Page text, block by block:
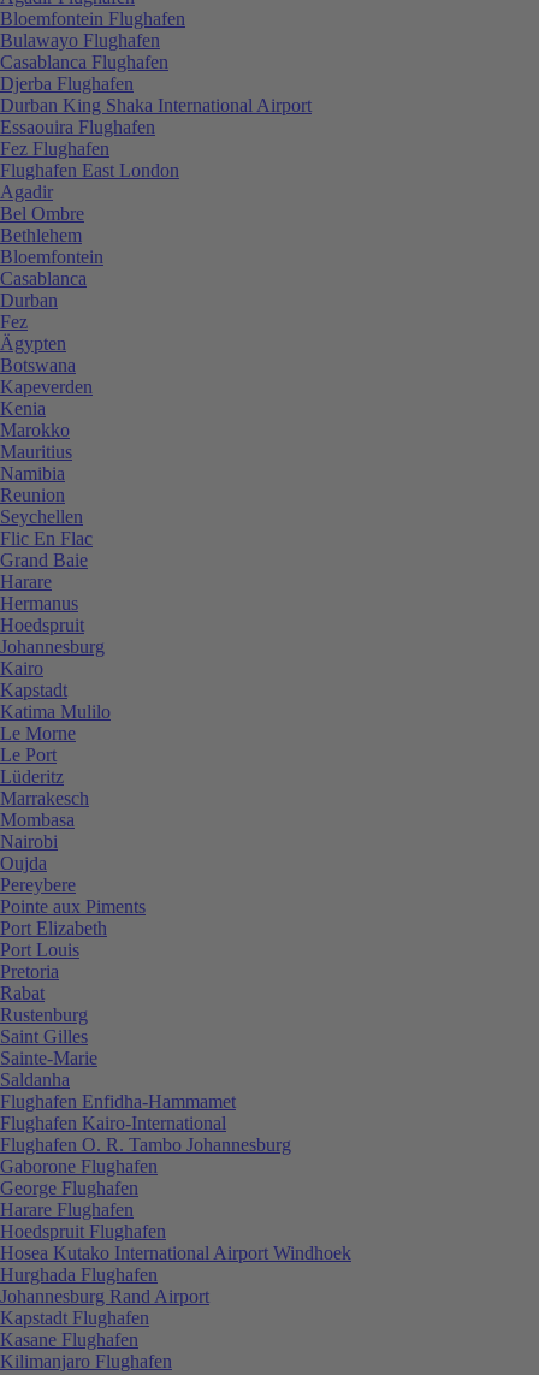
Bloemfontein Flughafen
Bulawayo Flughafen
Casablanca Flughafen
Djerba Flughafen
Durban King Shaka International Airport
Essaouira Flughafen
Fez Flughafen
Flughafen East London
Agadir
Bel Ombre
Bethlehem
Bloemfontein
Casablanca
Durban
Fez
Ägypten
Botswana
Kapeverden
Kenia
Marokko
Mauritius
Namibia
Reunion
Seychellen
Flic En Flac
Grand Baie
Harare
Hermanus
Hoedspruit
Johannesburg
Kairo
Kapstadt
Katima Mulilo
Le Morne
Le Port
Lüderitz
Marrakesch
Mombasa
Nairobi
Oujda
Pereybere
Pointe aux Piments
Port Elizabeth
Port Louis
Pretoria
Rabat
Rustenburg
Saint Gilles
Sainte-Marie
Saldanha
Flughafen Enfidha-Hammamet
Flughafen Kairo-International
Flughafen O. R. Tambo Johannesburg
Gaborone Flughafen
George Flughafen
Harare Flughafen
Hoedspruit Flughafen
Hosea Kutako International Airport Windhoek
Hurghada Flughafen
Johannesburg Rand Airport
Kapstadt Flughafen
Kasane Flughafen
Kilimanjaro Flughafen